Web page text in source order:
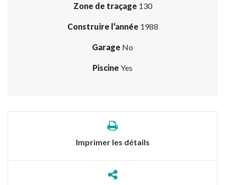
Zone de traçage 130
Construire l’année 1988
Garage No
Piscine Yes
Imprimer les détails